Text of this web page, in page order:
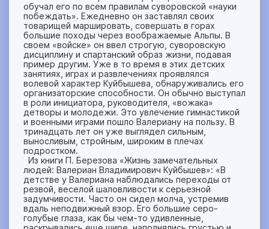
обучал его по всем правилам суворовской «науки
побеждать». Ежедневно он заставлял своих
товарищей маршировать, совершать в горах
большие походы через воображаемые Альпы. В
своем «войске» он ввел строгую, суворовскую
дисциплину и спартанский образ жизни, подавая
пример другим. Уже в то время в этих детских
занятиях, играх и развлечениях проявлялся
волевой характер Куйбышева, обнаруживались его
организаторские способности. Он обычно выступал
в роли инициатора, руководителя, «вожака»
детворы и молодежи. Это увлечение гимнастикой
и военными играми пошло Валериану на пользу. В
тринадцать лет он уже выглядел сильным,
выносливым, стройным, широким в плечах
подростком.
Из книги П. Березова «Жизнь замечательных
людей: Валериан Владимирович Куйбышев»: «В
детстве у Валериана наблюдались переходы от
резвой, веселой шаловливости к серьезной
задумчивости. Часто он сидел молча, устремив
вдаль неподвижный взор. Его большие серо-
голубые глаза, как бы чем-то удивленные,